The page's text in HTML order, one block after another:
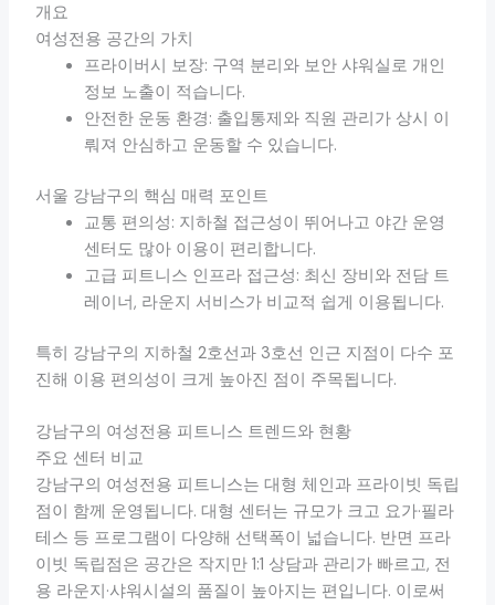
개요
여성전용 공간의 가치
프라이버시 보장: 구역 분리와 보안 샤워실로 개인
정보 노출이 적습니다.
안전한 운동 환경: 출입통제와 직원 관리가 상시 이
뤄져 안심하고 운동할 수 있습니다.
서울 강남구의 핵심 매력 포인트
교통 편의성: 지하철 접근성이 뛰어나고 야간 운영
센터도 많아 이용이 편리합니다.
고급 피트니스 인프라 접근성: 최신 장비와 전담 트
레이너, 라운지 서비스가 비교적 쉽게 이용됩니다.
특히 강남구의 지하철 2호선과 3호선 인근 지점이 다수 포
진해 이용 편의성이 크게 높아진 점이 주목됩니다.
강남구의 여성전용 피트니스 트렌드와 현황
주요 센터 비교
강남구의 여성전용 피트니스는 대형 체인과 프라이빗 독립
점이 함께 운영됩니다. 대형 센터는 규모가 크고 요가·필라
테스 등 프로그램이 다양해 선택폭이 넓습니다. 반면 프라
이빗 독립점은 공간은 작지만 1:1 상담과 관리가 빠르고, 전
용 라운지·샤워시설의 품질이 높아지는 편입니다. 이로써